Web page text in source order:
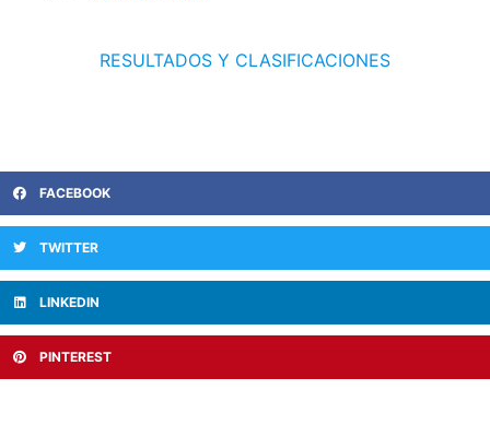
RESULTADOS Y CLASIFICACIONES
FACEBOOK
TWITTER
LINKEDIN
PINTEREST